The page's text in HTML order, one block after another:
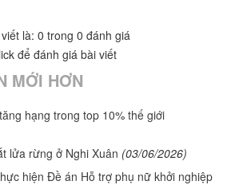
là: 0 trong 0 đánh giá
để đánh giá bài viết
MỚI HƠN
hạng trong top 10% thế giới
lửa rừng ở Nghi Xuân (03/06/2026)
hiện Đề án Hỗ trợ phụ nữ khởi nghiệp